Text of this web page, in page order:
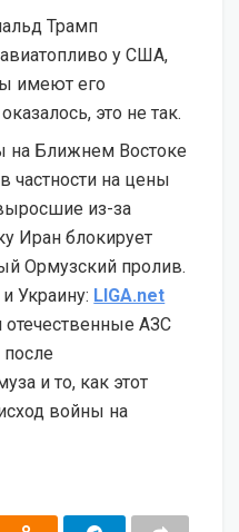
Трамп
у США,
имеют его
это не так.
на Ближнем Востоке
частности на цены
из-за
Иран блокирует
Ормузский пролив.
Украину: LIGA.net
отечественные АЗС
и то, как этот
войны на